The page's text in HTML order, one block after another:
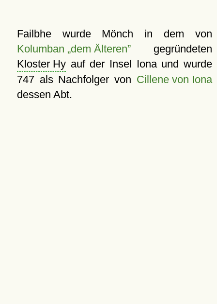
Failbhe wurde Mönch in dem von
Kolumban dem Älteren gegründeten
Kloster Hyauf der Insel Iona und wurde
747 als Nachfolger von Cillene von Iona
dessen Abt.